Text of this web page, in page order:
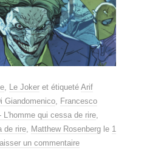
, Le Joker et étiqueté Arif
Giandomenico, Francesco
L'homme qui cessa de rire,
de rire, Matthew Rosenberg le 1
un commentaire